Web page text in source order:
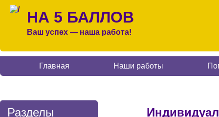
НА 5 БАЛЛОВ
Ваш успех — наша работа!
Главная Наши работы
Разделы